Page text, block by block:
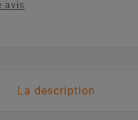
avis
La description